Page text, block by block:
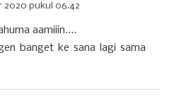
2020 pukul 06.42
aamiiin....
banget ke sana lagi sama